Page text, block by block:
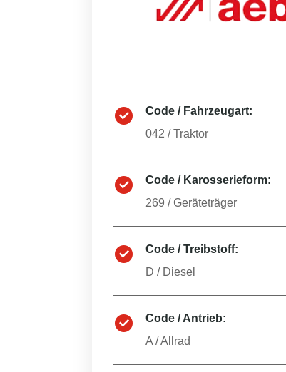
Code / Fahrzeugart:
042 /Traktor
Code / Karosserieform:
269 /Geräteträger
Code / Treibstoff:
D / Diesel
Code / Antrieb:
A /Allrad